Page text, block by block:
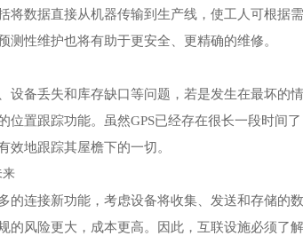
将数据直接从机器传输到生产线，使工人可根据
测性维护也将有助于更安全、更精确的维修。
设备丢失和库存缺口等问题，若是发生在最坏的
位置跟踪功能。虽然GPS已经存在很长一段时间
效地跟踪其屋檐下的一切。
来
的连接新功能，考虑设备将收集、发送和存储的
的风险更大，成本更高。因此，互联设施必须了